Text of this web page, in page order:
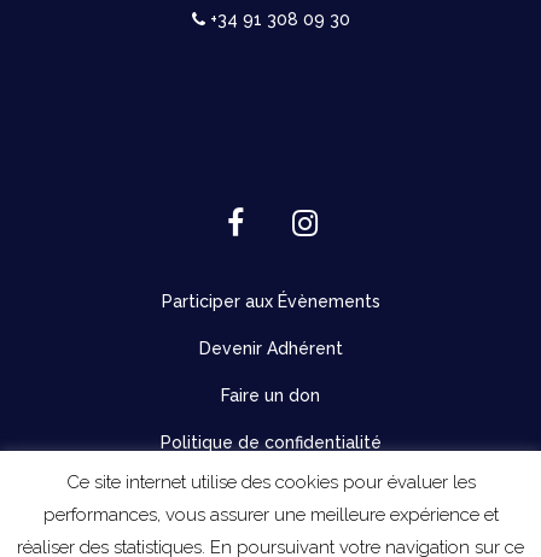
+34 91 308 09 30
Participer aux Évènements
Devenir Adhérent
Faire un don
Politique de confidentialité
Ce site internet utilise des cookies pour évaluer les
performances, vous assurer une meilleure expérience et
réaliser des statistiques. En poursuivant votre navigation sur ce